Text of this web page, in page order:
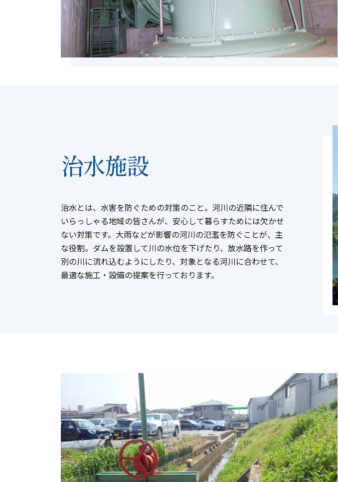
治水施設
治水とは、水害を防ぐための対策のこと。河川の近隣に住んで
いらっしゃる地域の皆さんが、安心して暮らすためには欠かせ
ない対策です。大雨などが影響の河川の氾濫を防ぐことが、主
な役割。ダムを設置して川の水位を下げたり、放水路を作って
別の川に流れ込むようにしたり、対象となる河川に合わせて、
最適な施工・設備の提案を行っております。